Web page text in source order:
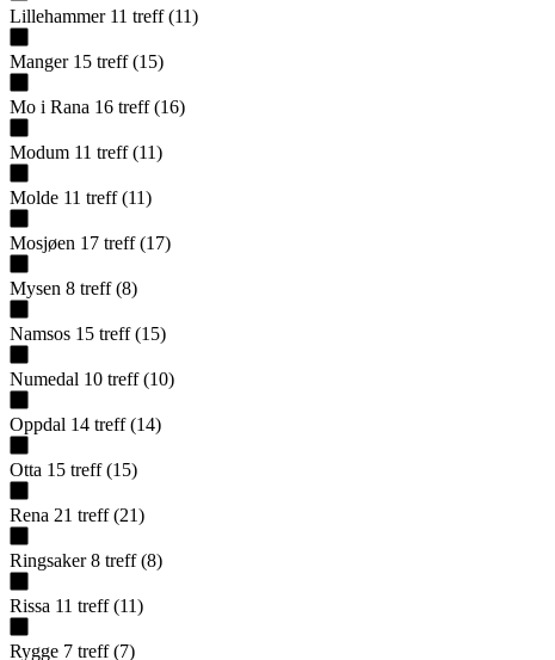
Lillehammer 11 treff (11)
Manger 15 treff (15)
Mo i Rana 16 treff (16)
Modum 11 treff (11)
Molde 11 treff (11)
Mosjøen 17 treff (17)
Mysen 8 treff (8)
Namsos 15 treff (15)
Numedal 10 treff (10)
Oppdal 14 treff (14)
Otta 15 treff (15)
Rena 21 treff (21)
Ringsaker 8 treff (8)
Rissa 11 treff (11)
Rygge 7 treff (7)